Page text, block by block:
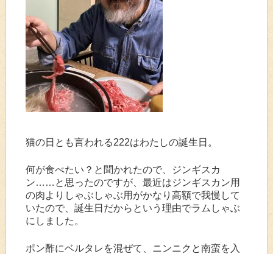
猫の日とも言われる222はわたしの誕生日。
何が食べたい？と聞かれたので、ジンギスカ
ン……と思ったのですが、最近はジンギスカン用
の肉よりしゃぶしゃぶ用がかなり高額で我慢して
いたので、誕生日だからという理由でラムしゃぶ
にしました。
ポン酢にベルタレを混ぜて、ニンニクと南蛮を入